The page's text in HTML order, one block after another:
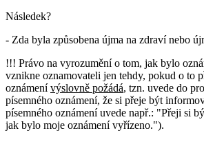
Následek?
- Zda byla způsobena újma na zdraví nebo
!!! Právo na vyrozumění o tom, jak bylo
vznikne oznamovateli jen tehdy, pokud o to
oznámenívýslovně požádá, tzn. uvede do
písemného oznámení, že si přeje být
písemného oznámení uvede např.: "Přeji si
jak bylo moje oznámení vyřízeno.").